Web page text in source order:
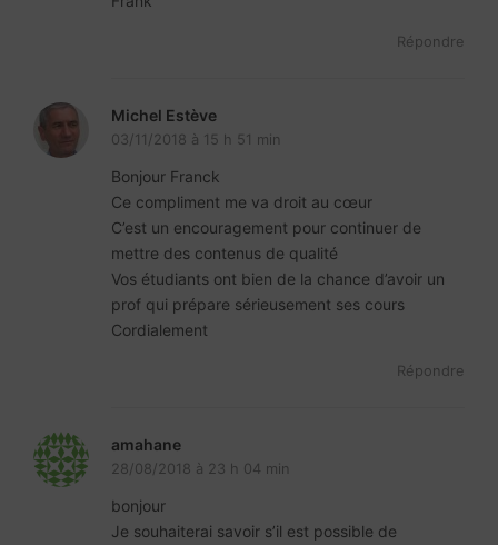
Répondre
Michel Estève
03/11/2018 à 15 h 51 min
Bonjour Franck
Ce compliment me va droit au cœur
C’est un encouragement pour continuer de
mettre des contenus de qualité
Vos étudiants ont bien de la chance d’avoir un
prof qui prépare sérieusement ses cours
Cordialement
Répondre
amahane
28/08/2018 à 23 h 04 min
bonjour
Je souhaiterai savoir s’il est possible de